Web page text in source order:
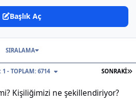
Başlık Aç
SONRAKI
1 - TOPLAM: 6714
SIRALAMA
Kişiliğimizi ne şekillendiriyor?